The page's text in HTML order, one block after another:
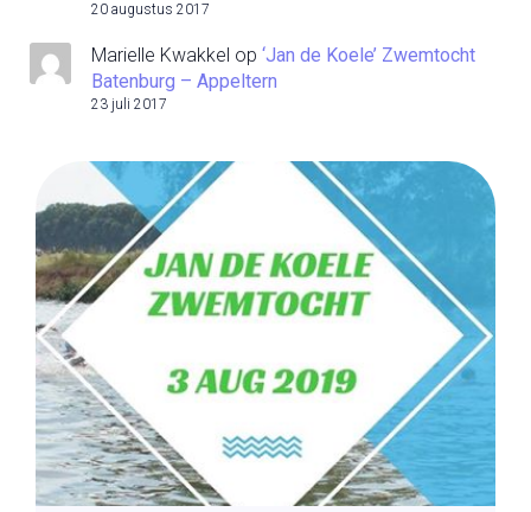
20 augustus 2017
Marielle Kwakkel op ‘Jan de Koele’ Zwemtocht
Batenburg – Appeltern
23 juli 2017